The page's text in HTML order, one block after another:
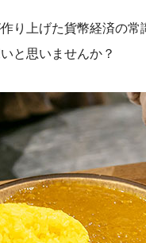
り上げた貨幣経済の
と思いませんか？